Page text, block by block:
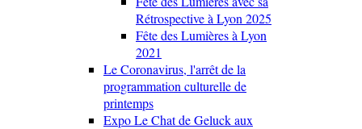
Rétrospective à Lyon 2025
Fête des Lumières à Lyon
2021
Le Coronavirus, l'arrêt de la
programmation culturelle de
printemps
Expo Le Chat de Geluck aux